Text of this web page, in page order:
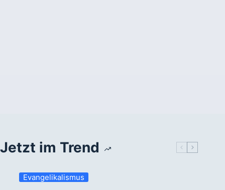
Jetzt im Trend
Evangelikalismus